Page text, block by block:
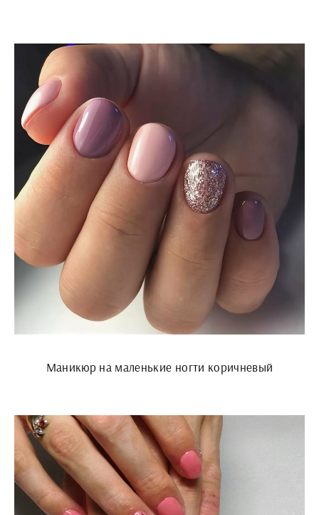
Маникюр на маленькие ногти коричневый